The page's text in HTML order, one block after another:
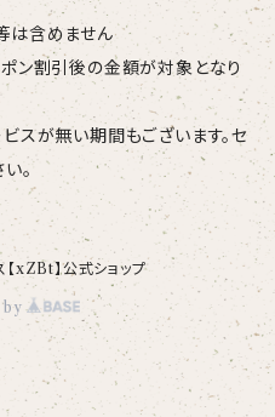
は含めません
ン割引後の金額が対象となり
スが無い期間もございます。セ
。
xZBt】公式ショップ
by